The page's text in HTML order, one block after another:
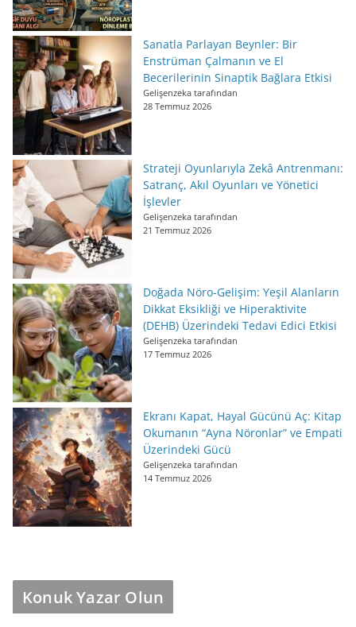
Sanatla Parlayan Beynler: Bir
Enstrüman Çalmanın ve El
Becerilerinin Sinaptik Bağlara Etkisi
Gelişenzeka tarafından
28 Temmuz 2026
Strateji Oyunlarıyla Zekâ Antrenmanı:
Satranç, Akıl Oyunları ve Yönetici
İşlevler
Gelişenzeka tarafından
21 Temmuz 2026
Doğada Nöro-Gelişim: Yeşil Alanların
Dikkat Eksikliği ve Hiperaktivite
(DEHB) Üzerindeki Tedavi Edici Etkisi
Gelişenzeka tarafından
17 Temmuz 2026
Ekranı Kapat, Hayal Gücünü Aç: Kitap
Okumanın “Ayna Nöronlar” ve Empati
Üzerindeki Gücü
Gelişenzeka tarafından
14 Temmuz 2026
Konuk Yazar Olun